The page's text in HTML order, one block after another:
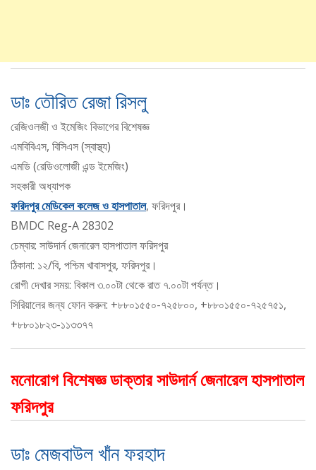
ডাঃ তৌরিত রেজা রিসলু
রেজিওলজী ও ইমেজিং বিভাগের বিশেষজ্ঞ
এমবিবিএস, বিসিএস (স্বাস্থ্য)
এমডি (রেডিওলোজী এন্ড ইমেজিং)
সহকারী অধ্যাপক
ফরিদপুর মেডিকেল কলেজ ও হাসপাতাল, ফরিদপুর।
BMDC Reg-A 28302
চেম্বার: সাউদার্ন জেনারেল হাসপাতাল ফরিদপুর
ঠিকানা: ১২/বি, পশ্চিম খাবাসপুর, ফরিদপুর।
রোগী দেখার সময়: বিকাল ৩.০০টা থেকে রাত ৭.০০টা পর্যন্ত।
সিরিয়ালের জন্য ফোন করুন: +৮৮০১৫৫০-৭২৫৮০০, +৮৮০১৫৫০-৭২৫৭৫১,
+৮৮০১৮২৩-১১৩৩৭৭
মনোরোগ বিশেষজ্ঞ ডাক্তার সাউদার্ন জেনারেল হাসপাতাল
ফরিদপুর
ডাঃ মেজবাউল খাঁন ফরহাদ